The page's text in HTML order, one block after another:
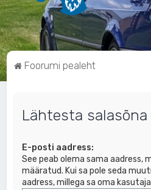
Foorumi pealeht
Lähtesta salasõna
E-posti aadress:
See peab olema sama aadress,
määratud. Kui sa pole seda
aadress, millega sa oma